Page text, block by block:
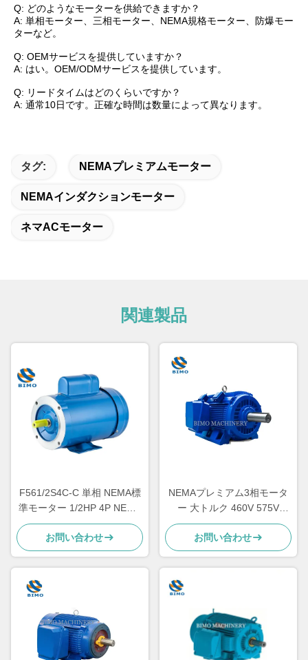
Q: どのようなモーターを供給できますか？
A: 単相モーター、三相モーター、NEMA規格モーター、防爆モー
ターなど。
Q: OEMサービスを提供していますか？
A: はい。OEM/ODMサービスを提供しています。
Q: リードタイムはどのくらいですか？
A: 通常10日です。正確な時間は数量によって異なります。
タグ: NEMAプレミアムモーター
NEMAインダクションモーター
ネマACモーター
関連製品
F561/2S4C-C 単相 NEMA標
準モーター 1/2HP 4P NEMA
56C 屋外用モーター
お問い合わせ
NEMAプレミアム3相モータ
ー 大トルク 460V 575V
230V 60Hz 300HP-400HP
ACインダクションモーター
お問い合わせ